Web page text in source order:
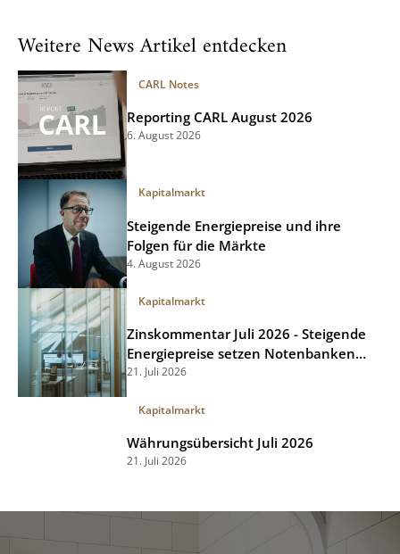
Weitere News Artikel entdecken
CARL Notes
Reporting CARL August 2026
6. August 2026
Kapitalmarkt
Steigende Energiepreise und ihre
Folgen für die Märkte
4. August 2026
Kapitalmarkt
Zinskommentar Juli 2026 - Steigende
Energiepreise setzen Notenbanken
unter Druck
21. Juli 2026
Kapitalmarkt
Währungsübersicht Juli 2026
21. Juli 2026